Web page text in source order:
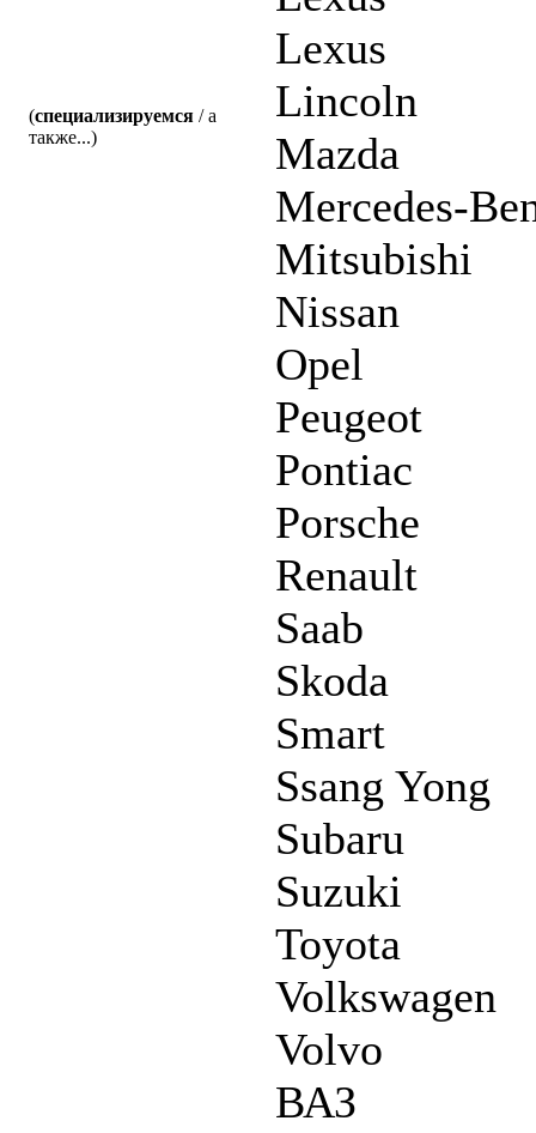
(специализируемся / а
также...)
Lexus
Lincoln
Mazda
Mercedes-
Mitsubishi
Nissan
Opel
Peugeot
Pontiac
Porsche
Renault
Saab
Skoda
Smart
Ssang Yong
Subaru
Suzuki
Toyota
Volkswagen
Volvo
ВАЗ